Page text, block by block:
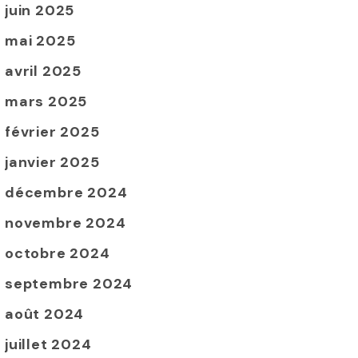
juin 2025
mai 2025
avril 2025
mars 2025
février 2025
janvier 2025
décembre 2024
novembre 2024
octobre 2024
septembre 2024
août 2024
juillet 2024